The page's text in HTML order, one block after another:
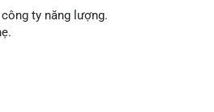
ty năng lượng.